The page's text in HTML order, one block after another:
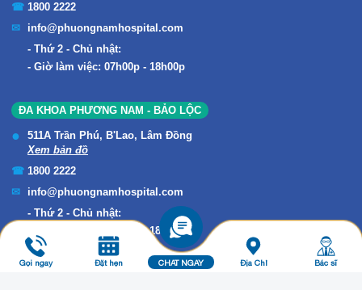
1800 2222
info@phuongnamhospital.com
Thứ 2 - Chủ nhật:
Giờ làm việc: 07h00p - 18h00p
ĐA KHOA PHƯƠNG NAM - BẢO LỘC
511A Trần Phú, B'Lao, Lâm Đồng
Xem bản đồ
1800 2222
info@phuongnamhospital.com
Thứ 2 - Chủ nhật:
Giờ làm việc: 07h00p - 18h00p
Gọi ngay Đặt hẹn CHAT NGAY Địa Chỉ Bác sĩ